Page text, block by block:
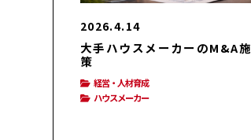
2026.4.14
大手ハウスメーカーのM&A施
策
経営・人材育成
ハウスメーカー